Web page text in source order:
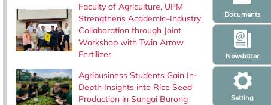
Setting
Newsletter
Documents
Faculty of Agriculture, UPM
Strengthens Academic–Industry
Collaboration through Joint
Workshop with Twin Arrow
Fertilizer
Agribusiness Students Gain In-
Depth Insights into Rice Seed
Production in Sungai Burong